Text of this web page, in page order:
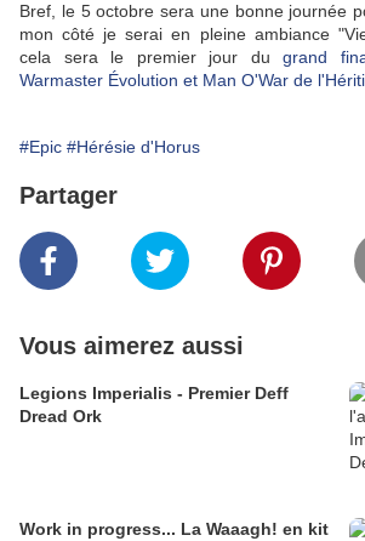
Bref, le 5 octobre sera une bonne journée
mon côté je serai en pleine ambiance
cela sera le premier jour du grand
Warmaster Évolution et Man O'War de
#Epic #Hérésie d'Horus
Partager
Vous aimerez aussi
Legions Imperialis - Premier Deff
Dread Ork
Work in progress... La Waaagh! en kit